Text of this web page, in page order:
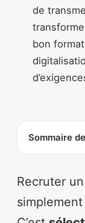
de
bon
Sommaire
Recruter